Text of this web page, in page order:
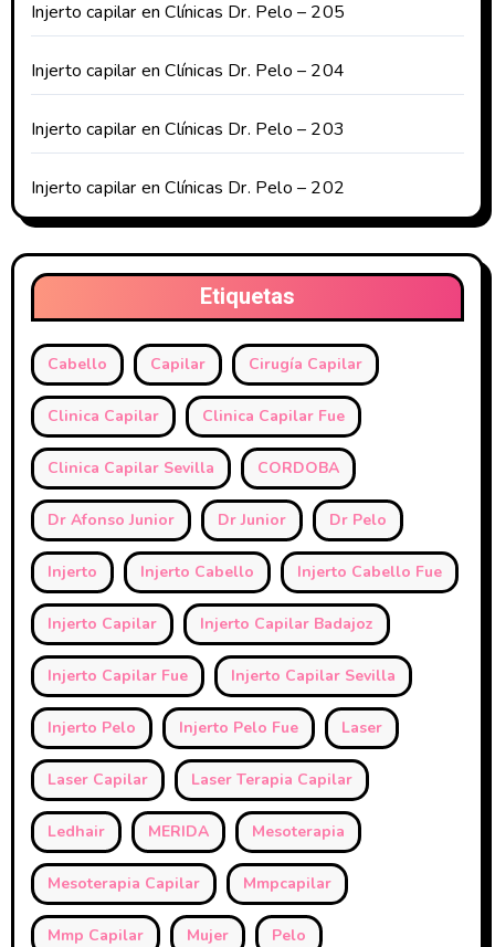
Injerto capilar en Clínicas Dr. Pelo – 205
Injerto capilar en Clínicas Dr. Pelo – 204
Injerto capilar en Clínicas Dr. Pelo – 203
Injerto capilar en Clínicas Dr. Pelo – 202
Etiquetas
Cabello Capilar Cirugía Capilar
Clinica Capilar Clinica Capilar Fue
Clinica Capilar Sevilla CORDOBA
Dr Afonso Junior Dr Junior Dr Pelo
Injerto Injerto Cabello Injerto Cabello Fue
Injerto Capilar Injerto Capilar Badajoz
Injerto Capilar Fue Injerto Capilar Sevilla
Injerto Pelo Injerto Pelo Fue Laser
Laser Capilar Laser Terapia Capilar
Ledhair MERIDA Mesoterapia
Mesoterapia Capilar Mmpcapilar
Mmp Capilar Mujer Pelo